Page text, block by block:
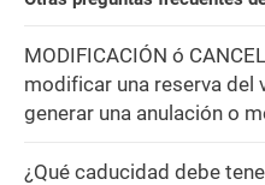
MODIFICACIÓN ó
modificar una reserva del
generar una anulación o
¿Qué caducidad debe